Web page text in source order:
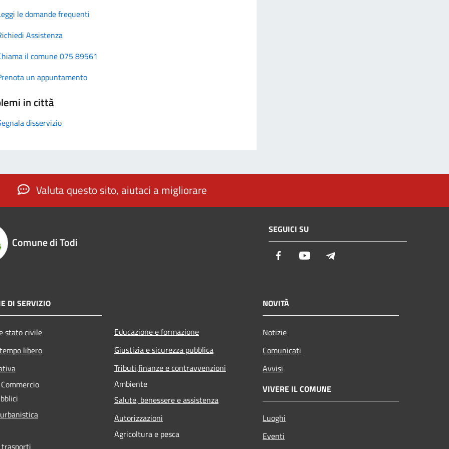
le domande frequenti
Assistenza
il comune 075 89561
un appuntamento
in città
disservizio
Valuta questo sito, aiutaci a migliorare
Comune di Todi
SEGUICI SU
Facebook Youtube
DI SERVIZIO
stato civile
libero
Educazione e formazione
Giustizia e sicurezza pubblica
Tributi,finanze e contravvenzioni
Ambiente
Salute, benessere e assistenza
Autorizzazioni
Agricoltura e pesca
NOVITÀ
Notizie
Comunicati
Avvisi
VIVERE IL COMUNE
Luoghi
Eventi